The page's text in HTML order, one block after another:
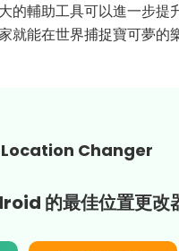
的輔助工具可以進一步
就能在世界捕捉寶可夢的
Changer
的最佳位置更改